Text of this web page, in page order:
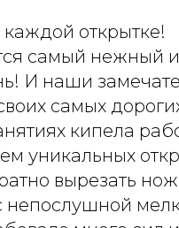
открытке!
самый нежный
И наши
самых
кипела
уникальных
вырезать
непослушной